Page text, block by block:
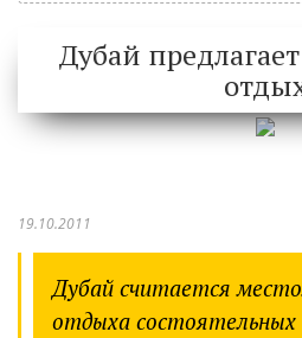
Дубай
19.10.2011
Дубай считается
отдыха